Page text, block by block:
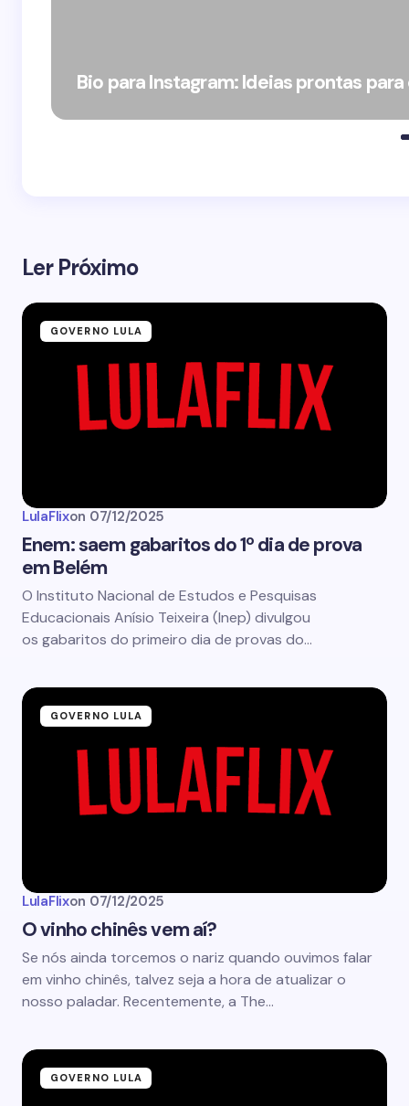
Bio para Instagram: Ideias prontas
Ler Próximo
GOVERNO LULA
LulaFlixon 07/12/2025
Enem: saem gabaritos do 1º dia de prova
em Belém
O Instituto Nacional de Estudos e Pesquisas
Educacionais Anísio Teixeira (Inep) divulgou
os gabaritos do primeiro dia de provas do…
GOVERNO LULA
LulaFlixon 07/12/2025
O vinho chinês vem aí?
Se nós ainda torcemos o nariz quando ouvimos falar
em vinho chinês, talvez seja a hora de atualizar o
nosso paladar. Recentemente, a The…
GOVERNO LULA